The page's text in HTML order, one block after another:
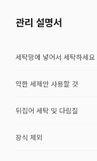
관리 설명서
세탁망에 넣어서 세탁하세요
약한 세제만 사용할 것
뒤집어 세탁 및 다림질
장식 제외